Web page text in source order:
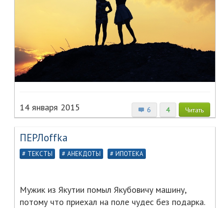
6 4 Читать
14 января 2015
ПЕРЛoffka
ТЕКСТЫ АНЕКДОТЫ ИПОТЕКА
Мужик из Якутии помыл Якубовичу машину,
потому что приехал на поле чудес без подарка.